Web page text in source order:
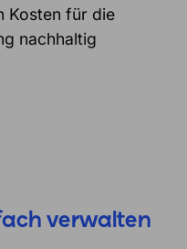
Kosten für die
nachhaltig
verwalten